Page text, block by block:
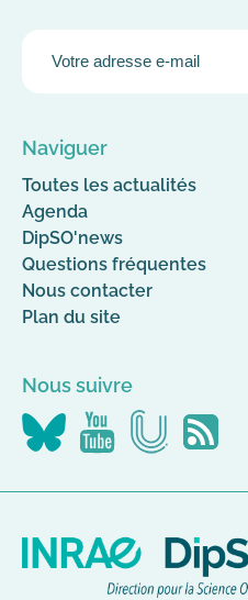
Naviguer
Toutes les actualités
Agenda
DipSO'news
Questions fréquentes
Nous contacter
Plan du site
Nous suivre
Nous
suivre
Nous
suivre
Nous
suivre
Flus
RSS